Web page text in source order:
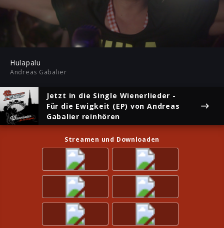
Play
Hulapalu
Andreas Gabalier
Jetzt in die Single Wienerlieder -
Für die Ewigkeit (EP) von Andreas
Gabalier reinhören
Streamen und Downloaden